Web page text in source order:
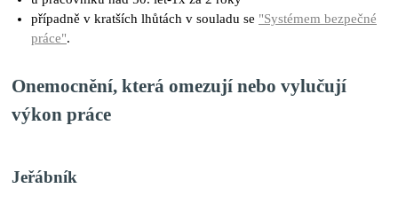
případně v kratších lhůtách v souladu se "Systémem bezpečné
práce".
Onemocnění, která omezují nebo vylučují
výkon práce
Jeřábník